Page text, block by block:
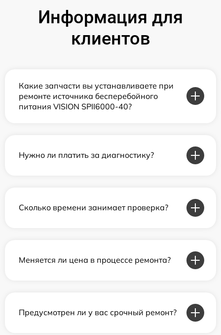
Информация для
клиентов
Какие запчасти вы устанавливаете при
ремонте источника бесперебойного
питания VISION SPII6000-40?
Нужно ли платить за диагностику?
Сколько времени занимает проверка?
Меняется ли цена в процессе ремонта?
Предусмотрен ли у вас срочный ремонт?